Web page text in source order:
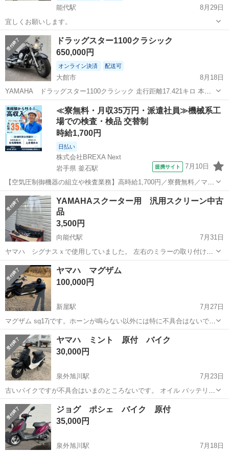
能代駅
8月29日
宜しくお願いします。
秋田 能代市 能代駅 ヤマハ
ドラッグスター1100クラシック
650,000円
オンライン決済 配送可
大館市
8月18日
YAMAHA ドラッグスター1100クラシック 走行距離17.421キロ 本体
65万の配送費5万で、 70万で取引します。 車検2026年7月23日まで 今
月いっぱいまでの取引でお願いします。 今...
秋田 大館市 ヤマハ ドラッグスター
≪寮無料・月収35万円・派遣社員≫機械系工
場での検査・検品 交替制
時給1,700円
日払い
株式会社BREXA Next
岩手県 釜石駅
提携サイト 7月10日
【空気圧制御機器の組立や検査業務】高時給1,700円／寮費無料／マイ
カー通勤OK＆工場敷地内に無料駐車場あり 人気の工場のお仕事 ◇空
気圧制御機器（シリンダ、バルブ等）の製造・組立、検査、梱包、入
出荷業務◇ ＊大手メーカー...
岩手 釜石市 その他
YAMAHAスクーター用 汎用スクリーン中古
品
3,500円
向能代駅
7月31日
ヤマハ シグナスｘで使用していました。 左右のミラーの取り付け位
置で固定するタイプです。 金具もあります。 車種によっては 原付ス
クーターにも使用できるみたいです。 ヤマハ ジョグ50には取付でき
ました。 ヤマハ以...
秋田 能代市 ヤマハ
ヤマハ マグザム
100,000円
新屋駅
7月27日
マグザム sg17jです。ホーンが鳴らない以外には特に不具合はないで
す。自賠責もありますので名義変更後すぐ乗れます。 走行距離14000
キロ 燃料ポンプ、バッテリー新品に変えました。
秋田 秋田市 ヤマハ マグザム
ヤマハ ミント 原付 バイク
30,000円
泉外旭川駅
7月23日
古いバイクですが不具合はいまのところないです。 オイル バッテリー
新品です 現車確認大歓迎 秋田市内であれば無料で登録代行します 秋
田市内であれば無料で配送します 下取りもしてます よろしくお願いし
ます
秋田 秋田市 泉外旭川駅 無料
ジョグ ポシェ バイク 原付
35,000円
泉外旭川駅 7月18日